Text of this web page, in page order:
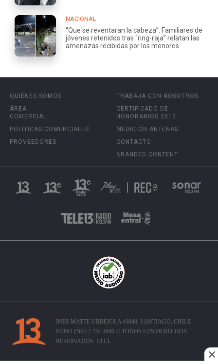
NACIONAL
“Que se reventaran la cabeza”: Familiares de
jóvenes retenidos tras “ring-raja” relatan las
amenazas recibidas por los menores
QUIÉNES SOMOS
ÁREA
COMERCIAL
POLÍTICAS COMERCIALES
PROVEEDORES
TRABAJA CON NOSOTROS
CERTIFICADO DE
HONORARIOS 2012
MEDICIÓN ANTENAS
CONTACTO
BRANDED CONTENT
INÉS MATTE URREJOLA #0848, SANTIAGO, CHILE
FONO (562) 2 251 4000 © TODOS LOS DERECHOS
RESERVADOS. 13.CL